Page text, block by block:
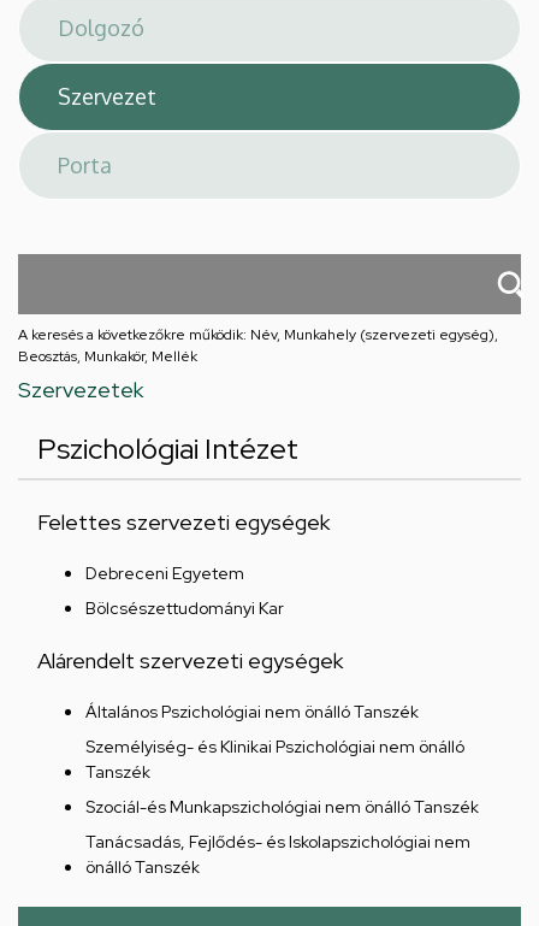
hely
A keresés a következőkre működik: Név, Munkahely (szervezeti egység),
Beosztás, Munkakör, Mellék
Szervezetek
Pszichológiai Intézet
Felettes szervezeti egységek
Debreceni Egyetem
Bölcsészettudományi Kar
Alárendelt szervezeti egységek
Általános Pszichológiai nem önálló Tanszék
Személyiség- és Klinikai Pszichológiai nem önálló
Tanszék
Szociál-és Munkapszichológiai nem önálló Tanszék
Tanácsadás, Fejlődés- és Iskolapszichológiai nem
önálló Tanszék